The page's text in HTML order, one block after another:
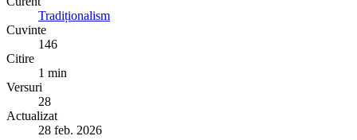
Tradiționalism
Cuvinte
146
Citire
1 min
Versuri
28
Actualizat
28 feb. 2026